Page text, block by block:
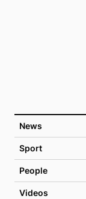
News
Sport
People
Videos